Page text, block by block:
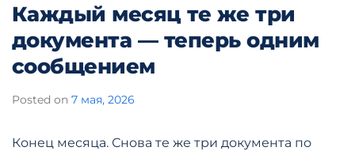
Каждый месяц те же три
документа — теперь одним
сообщением
Posted on 7 мая, 2026
Конец месяца. Снова те же три документа по